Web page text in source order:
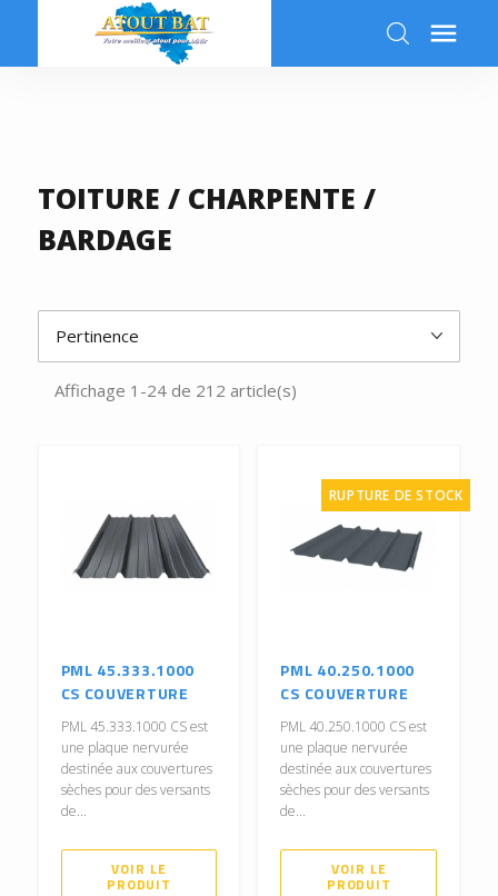
k 
TOITURE / CHARPENTE /
BARDAGE
Pertinence a
Affichage 1-24 de 212 article(s)
PML 45.333.1000
CS COUVERTURE
PML 45.333.1000 CS est
une plaque nervurée
destinée aux couvertures
sèches pour des versants
de...
VOIR LE
PRODUIT
PML 40.250.1000
CS COUVERTURE
PML 40.250.1000 CS est
une plaque nervurée
destinée aux couvertures
sèches pour des versants
de...
VOIR LE
PRODUIT
RUPTURE DE STOCK